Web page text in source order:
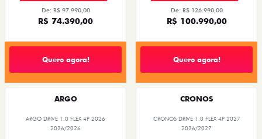
De: R$ 97.990,00
R$ 74.390,00
Quero agora!
De: R$ 126.990,00
R$ 100.990,00
Quero agora!
ARGO
ARGO DRIVE 1.0 FLEX 4P 2026
2026/2026
CRONOS
CRONOS DRIVE 1.0 FLEX 4P 2027
2026/2027